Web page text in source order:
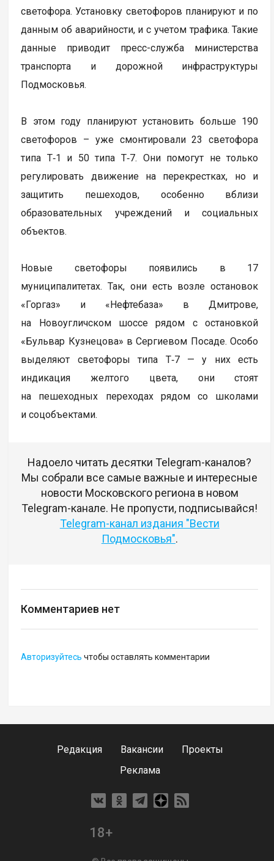
светофора. Установку светофоров планируют и по
данным об аварийности, и с учетом трафика. Такие
данные приводит пресс-служба министерства
транспорта и дорожной инфраструктуры
Подмосковья.
В этом году планируют установить больше 190
светофоров – уже смонтировали 23 светофора
типа Т‑1 и 50 типа Т‑7. Они помогут не только
регулировать движение на перекрестках, но и
защитить пешеходов, особенно вблизи
образовательных учреждений и социальных
объектов.
Новые светофоры появились в 17
муниципалитетах. Так, они есть возле остановок
«Горгаз» и «Нефтебаза» в Дмитрове,
на Новоугличском шоссе рядом с остановкой
«Бульвар Кузнецова» в Сергиевом Посаде. Особо
выделяют светофоры типа Т‑7 — у них есть
индикация желтого цвета, они стоят
на пешеходных переходах рядом со школами
и соцобъектами.
Надоело читать десятки Telegram-каналов?
Мы собрали все самые важные и интересные
новости Московского региона в новом
Telegram-канале. Не пропусти, подписывайся!
Telegram-канал издания "Вести
Подмосковья".
Комментариев нет
Авторизуйтесь чтобы оставлять комментарии
Редакция Вакансии
Проекты
Реклама
18+